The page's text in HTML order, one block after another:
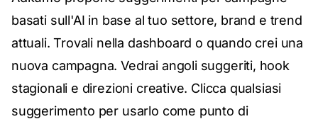
basati sull'AI in base al tuo settore, brand e trend
attuali. Trovali nella dashboard o quando crei una
nuova campagna. Vedrai angoli suggeriti, hook
stagionali e direzioni creative. Clicca qualsiasi
suggerimento per usarlo come punto di